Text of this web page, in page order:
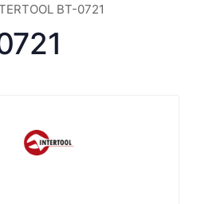
BT-0721